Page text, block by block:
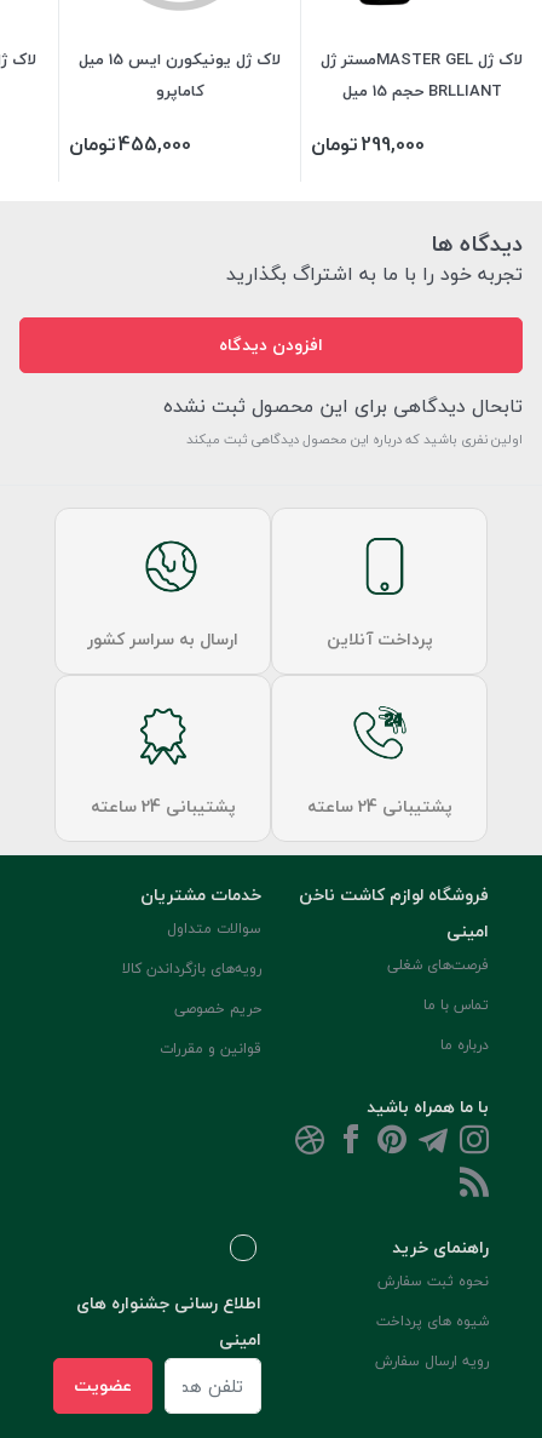
لاک ژل MASTER GELمستر ژل
BRLLIANT حجم 15 میل
299,000تومان
لاک ژل یونیکورن ایس 15 میل
کاماپرو
455,000تومان
دیدگاه ها
تجربه خود را با ما به اشتراگ بگذارید
افزودن دیدگاه
تابحال دیدگاهی برای این محصول ثبت نشده
اولین نفری باشید که درباره این محصول دیدگاهی ثبت میکند
پرداخت آنلاین ارسال به سراسر کشور
پشتیبانی 24 ساعته پشتیبانی 24 ساعته
فروشگاه لوازم کاشت ناخن
امینی
فرصت‌های شغلی
تماس با ما
درباره ما
با ما همراه باشید
خدمات مشتریان
سوالات متداول
رویه‌های بازگرداندن کالا
حریم خصوصی
قوانین و مقررات
راهنمای خرید
نحوه ثبت سفارش
شیوه های پرداخت
رویه ارسال سفارش
اطلاع رسانی جشنواره های
امینی
عضویت